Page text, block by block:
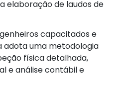
elaboração de laudos de
capacitados e
adota uma metodologia
física detalhada,
e análise contábil e